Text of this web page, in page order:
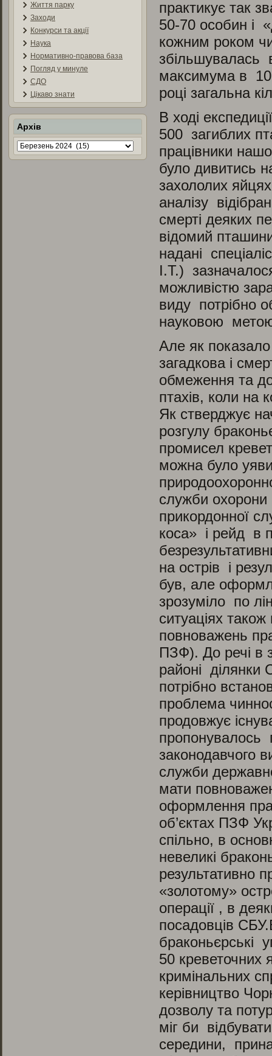
Життя парку
Заходи
Конкурси та акції
Наука
Нормативно-правова база
Погляд у минуле
СДО
Цікаво знати
Архів
Архів
практикує так
50-70 особин і
кожним роком
збільшувалась
максимума в 10
році загальна
В ході
500 загиблих
працівники
було дивитись
захололих
аналізу
смерті деяких
відомий
надані
І.Т.)
можливістю
виду потрібно
науковою
Але як
загадкова і
обмеження та
птахів, коли на
Як стверджує
розгулу
промисел
можна було
служби
прикордонної
коса» і рейд в
на острів і
був, але
зрозуміло по
ситуаціях
повноважень
ПЗФ). До речі в
районі ділянки
потрібно
проблема
продовжує
пропонувалось
законодавчого
служби
мати
оформлення
об’єктах ПЗФ
спільно, в
невеликі
результативно
«золотому»
операції , в
посадовців
браконьєрські
50 креветочних
кримінальних
керівництво
дозволу та
міг би
середини,